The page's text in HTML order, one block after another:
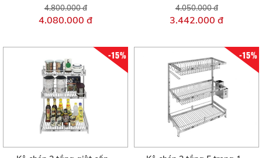
4.800.000 đ
4.080.000 đ
4.050.000 đ
3.442.000 đ
-15% -15%